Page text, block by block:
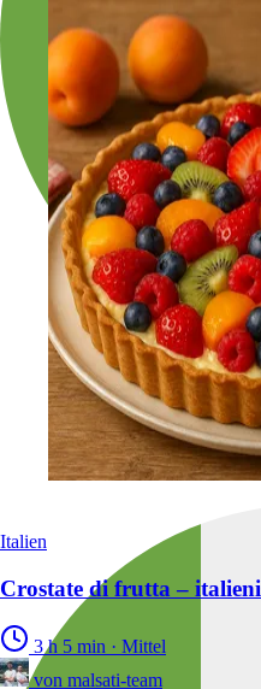
Italien
Crostate di frutta –
3 h 5 min · Mittel
von malsati-team